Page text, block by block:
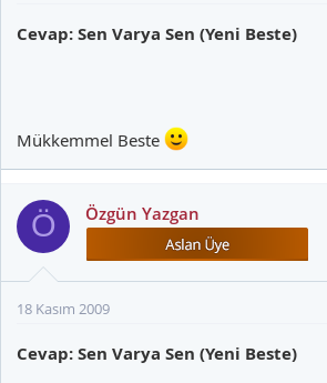
Cevap: Sen Varya Sen (Yeni Beste)
Mükkemmel Beste
Ö Özgün Yazgan
18 Kasım 2009
Cevap: Sen Varya Sen (Yeni Beste)